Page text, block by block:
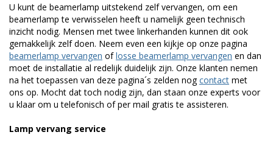
U kunt de beamerlamp uitstekend zelf vervangen, om een
beamerlamp te verwisselen heeft u namelijk geen technisch
inzicht nodig. Mensen met twee linkerhanden kunnen dit ook
gemakkelijk zelf doen. Neem even een kijkje op onze pagina
beamerlamp vervangen oflosse beamerlamp vervangen en dan
moet de installatie al redelijk duidelijk zijn. Onze klanten nemen
na het toepassen van deze pagina´s zelden nogcontact met
ons op. Mocht dat toch nodig zijn, dan staan onze experts voor
u klaar om u telefonisch of per mail gratis te assisteren.
Lamp vervang service